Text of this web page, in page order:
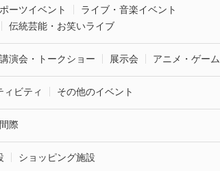
ーツイベント
ライブ・音楽イベント
伝統芸能・お笑いライブ
講演会・トークショー 展示会 アニメ・ゲーム
ィビティ その他のイベント
際
ショッピング施設